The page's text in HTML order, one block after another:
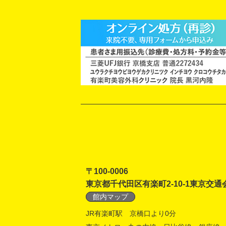
〒100-0006
東京都千代田区有楽町2-10-1東京交通
館内マップ
JR有楽町駅 京橋口より0分